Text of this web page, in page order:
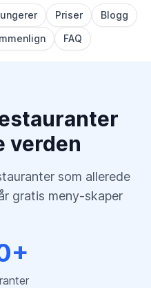
Priser
Blogg
FAQ
verden
som allerede
gratis meny-skaper